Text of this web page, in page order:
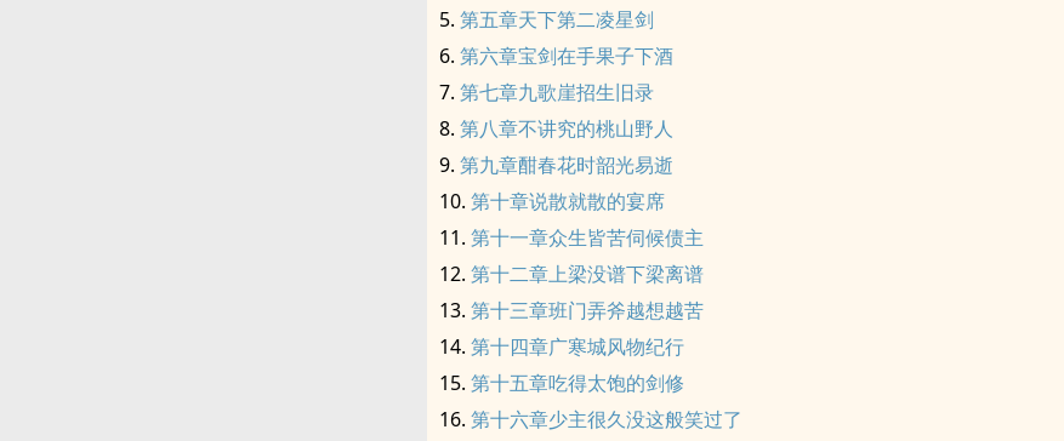
第五章天下第二凌星剑
第六章宝剑在手果子下酒
第七章九歌崖招生旧录
第八章不讲究的桃山野人
第九章酣春花时韶光易逝
第十章说散就散的宴席
第十一章众生皆苦伺候债主
第十二章上梁没谱下梁离谱
第十三章班门弄斧越想越苦
第十四章广寒城风物纪行
第十五章吃得太饱的剑修
第十六章少主很久没这般笑过了